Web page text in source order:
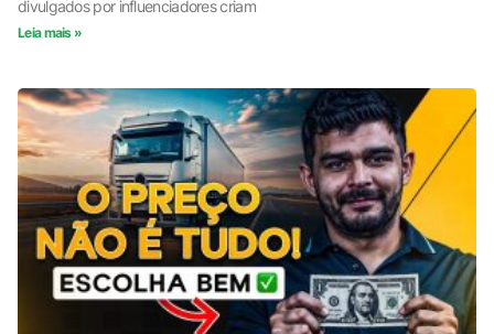
divulgados por influenciadores criam
Leia mais »